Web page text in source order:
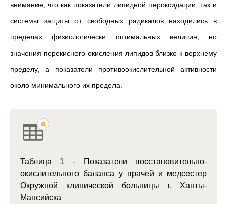
внимание, что как показатели липидной пероксидации, так и
системы защиты от свободных радикалов находились в
пределах физиологически оптимальных величин, но
значения перекисного окисления липидов близко к верхнему
пределу, а показатели противоокислительной активности
около минимального их предела.
Таблица 1 - Показатели восстановительно-
окислительного баланса у врачей и медсестер
Окружной клинической больницы г. Ханты-
Мансийска